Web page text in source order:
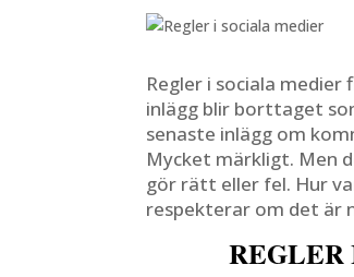
Regler i sociala
inlägg blir borttaget
senaste inlägg om
Mycket märkligt. Men
gör rätt eller fel. Hur
respekterar om det är